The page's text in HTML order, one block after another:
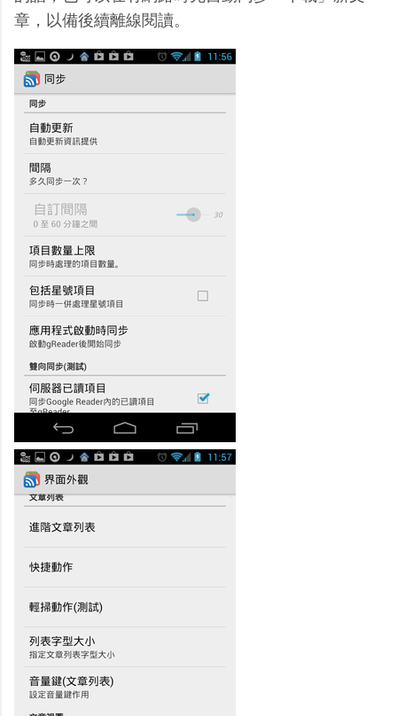
章，以備後續離線閱讀。